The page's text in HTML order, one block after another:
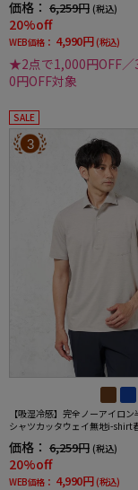
夏
価格： 6,259円 (税込)
20%off
WEB価格： 4,990円 (税込)
★2点で1,000円OFF／
0円OFF対象
SALE
3
【吸湿冷感】完全ノーアイロ
シャツカッタウェイ無地i-shirt
価格： 6,259円 (税込)
20%off
WEB価格： 4,990円 (税込)